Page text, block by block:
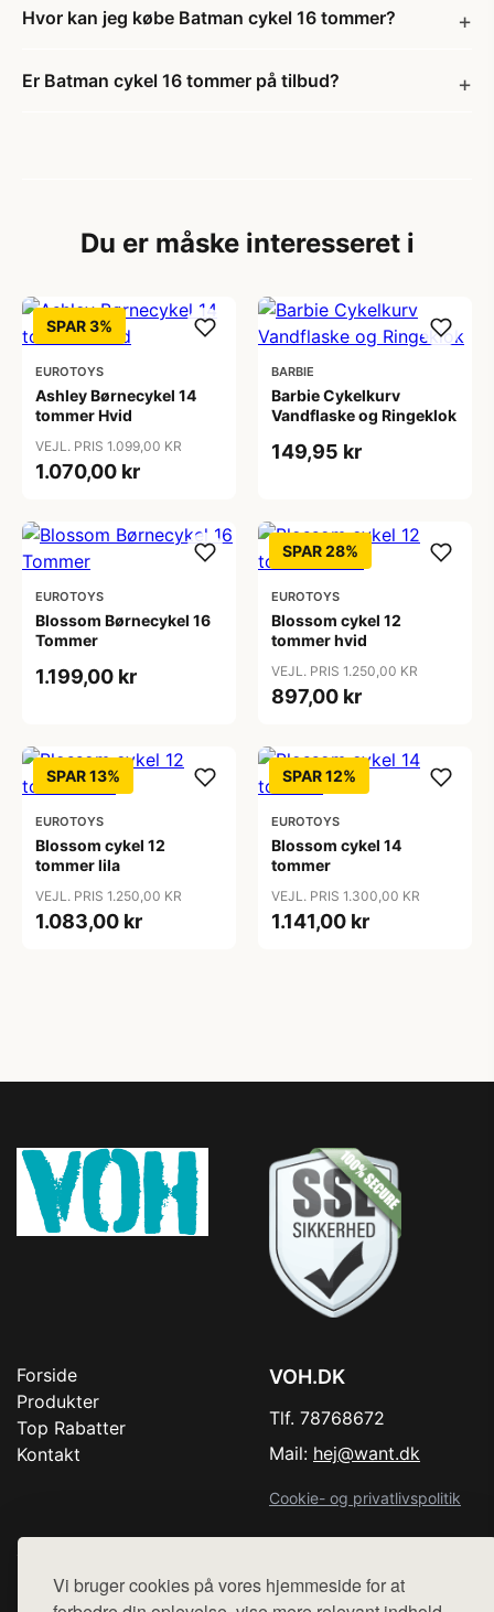
Vi bruger cookies på vores hjemmeside for at
Hvor kan jeg købe Batman cykel 16 tommer?
Er Batman cykel 16 tommer på tilbud?
Du er måske interesseret i
SPAR 3%
EUROTOYS
Ashley Børnecykel 14
tommer Hvid
VEJL. PRIS 1.099,00 KR
1.070,00 kr
BARBIE
Barbie Cykelkurv
Vandflaske og Ringeklok
149,95 kr
EUROTOYS
Blossom Børnecykel 16
Tommer
1.199,00 kr
SPAR 28%
EUROTOYS
Blossom cykel 12
tommer hvid
VEJL. PRIS 1.250,00 KR
897,00 kr
SPAR 13%
EUROTOYS
Blossom cykel 12
tommer lila
VEJL. PRIS 1.250,00 KR
1.083,00 kr
SPAR 12%
EUROTOYS
Blossom cykel 14
tommer
VEJL. PRIS 1.300,00 KR
1.141,00 kr
Forside
Produkter
Top Rabatter
Kontakt
VOH.DK
Tlf. 78768672
Mail: hej@want.dk
Cookie- og privatlivspolitik
Denne side er en del af want.dk, der udgiver en række